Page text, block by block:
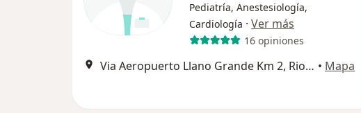
Pediatría, Anestesiología,
Cardiología · Ver más
16 opiniones
Via Aeropuerto Llano Grande Km 2, Rionegro • Mapa